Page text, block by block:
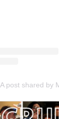
A post shared by